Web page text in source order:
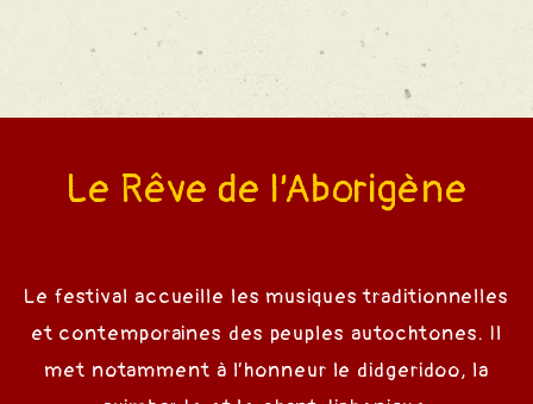
Le Rêve de l’Aborigène
Le festival accueille les musiques traditionnelles
et contemporaines des peuples autochtones. Il
met notamment à l’honneur le didgeridoo, la